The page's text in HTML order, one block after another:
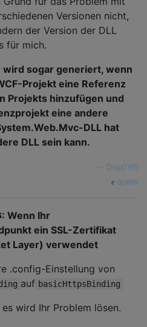
Versionen nicht,
der Version der DLL
für mich.
wird sogar generiert, wenn
Projekt eine Referenz
Projekts hinzufügen und
eine andere
DLL hat
DLL sein kann.
Dilip0165
quelle
Wenn Ihr
ein SSL-Zertifikat
Layer) verwendet
.config-Einstellung von
auf basicHttpsBinding
wird Ihr Problem lösen.